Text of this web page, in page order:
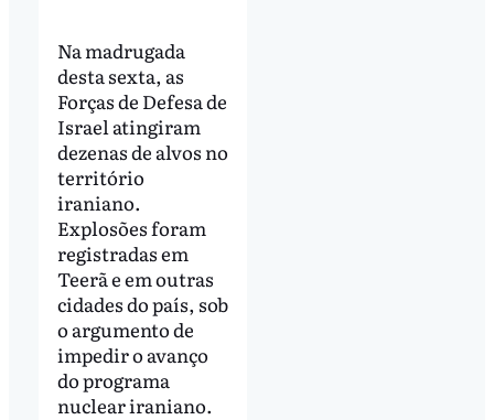
Na madrugada
desta sexta, as
Forças de Defesa de
Israel atingiram
dezenas de alvos no
território
iraniano.
Explosões foram
registradas em
Teerã e em outras
cidades do país, sob
o argumento de
impedir o avanço
do programa
nuclear iraniano.